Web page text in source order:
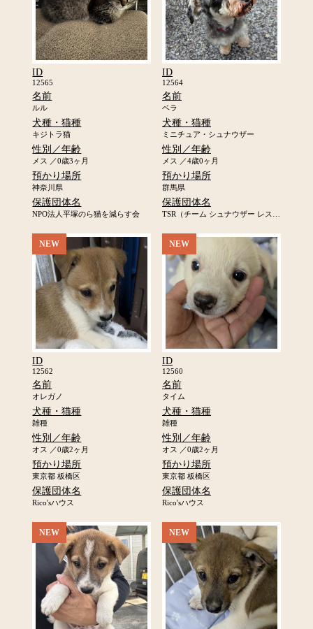
ID
12565
名前
ルル
犬種・猫種
キジトラ猫
性別／年齢
メス ／0歳3ヶ月
預かり場所
神奈川県
保護団体名
NPO法人平塚のら猫を減らす会
ID
12564
名前
ベラ
犬種・猫種
ミニチュア・シュナウザー
性別／年齢
メス ／4歳0ヶ月
預かり場所
群馬県
保護団体名
NEW
ID
12562
名前
オレガノ
犬種・猫種
雑種
性別／年齢
オス ／0歳2ヶ月
預かり場所
東京都 板橋区
保護団体名
Rico'sハウス
NEW
ID
12560
名前
タイム
犬種・猫種
雑種
性別／年齢
オス ／0歳2ヶ月
預かり場所
東京都 板橋区
保護団体名
Rico'sハウス
NEW NEW